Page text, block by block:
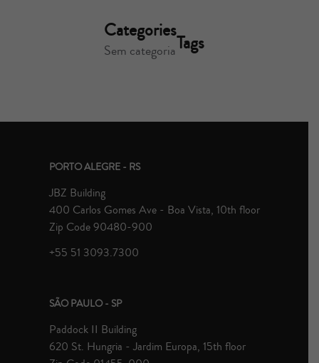
Categories
Sem categoriaTags
PORTO ALEGRE - RS
JBZ Building
400 Carlos Gomes Ave - Boa Vista, 10th floor
Zip Code 90480-900
+55 51 3093.7300
SÃO PAULO - SP
Paddock II Building
620 St. Hungria - Jardim Europa, 15th floor